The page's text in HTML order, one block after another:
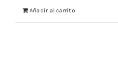
Añadir al carrito